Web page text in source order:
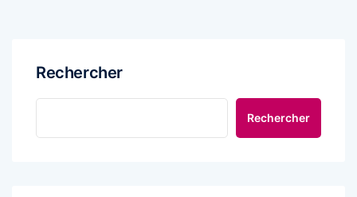
Rechercher
Rechercher